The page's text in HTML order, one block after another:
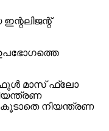
ഫുൾ മാസ് ഫ്ലോ
കൂടാതെ നിയന്ത്രണ